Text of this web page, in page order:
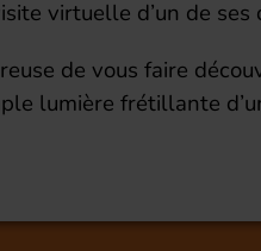
virtuelle d’un de ses
de vous faire
lumière frétillante